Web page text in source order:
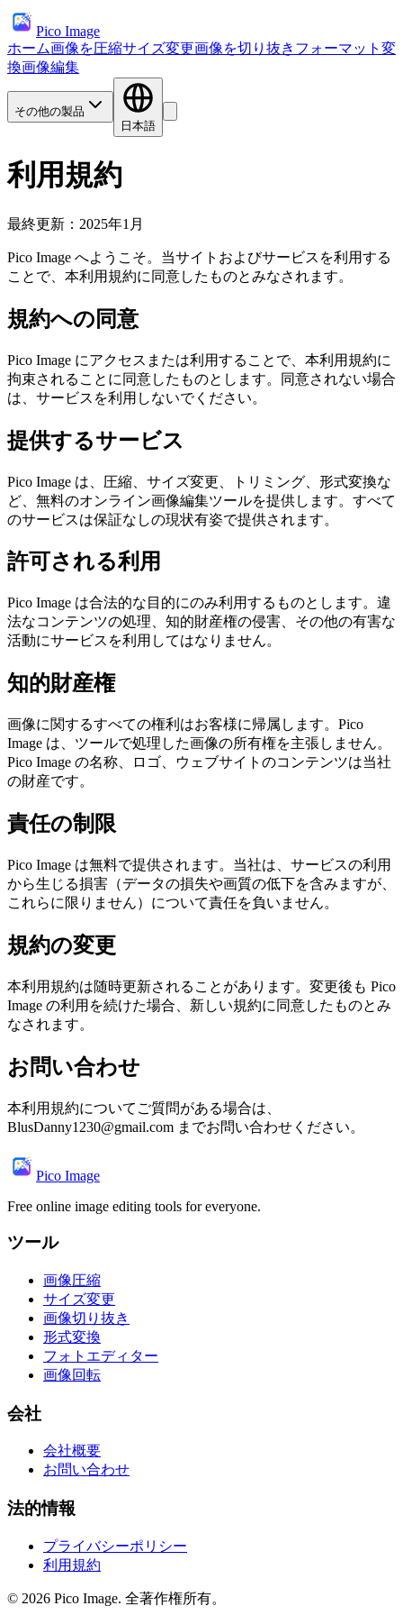
Pico Image
ホーム画像を圧縮サイズ変更画像を切り抜き フォーマット変
換画像編集
その他の製品
日本語
利用規約
最終更新：2025年1月
Pico Image へようこそ。当サイトおよびサービスを利用する
ことで、本利用規約に同意したものとみなされます。
規約への同意
Pico Image にアクセスまたは利用することで、本利用規約に
拘束されることに同意したものとします。同意されない場合
は、サービスを利用しないでください。
提供するサービス
Pico Image は、圧縮、サイズ変更、トリミング、形式変換な
ど、無料のオンライン画像編集ツールを提供します。すべて
のサービスは保証なしの現状有姿で提供されます。
許可される利用
Pico Image は合法的な目的にのみ利用するものとします。違
法なコンテンツの処理、知的財産権の侵害、その他の有害な
活動にサービスを利用してはなりません。
知的財産権
画像に関するすべての権利はお客様に帰属します。Pico
Image は、ツールで処理した画像の所有権を主張しません。
Pico Image の名称、ロゴ、ウェブサイトのコンテンツは当社
の財産です。
責任の制限
Pico Image は無料で提供されます。当社は、サービスの利用
から生じる損害（データの損失や画質の低下を含みますが、
これらに限りません）について責任を負いません。
規約の変更
本利用規約は随時更新されることがあります。変更後も Pico
Image の利用を続けた場合、新しい規約に同意したものとみ
なされます。
お問い合わせ
本利用規約についてご質問がある場合は、
BlusDanny1230@gmail.com までお問い合わせください。
Pico Image
Free online image editing tools for everyone.
ツール
画像圧縮
サイズ変更
画像切り抜き
形式変換
フォトエディター
画像回転
会社
会社概要
お問い合わせ
法的情報
プライバシーポリシー
利用規約
© 2026 Pico Image. 全著作権所有。